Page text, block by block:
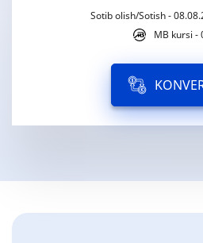
Sotib olish/Sotish -
MB kursi -